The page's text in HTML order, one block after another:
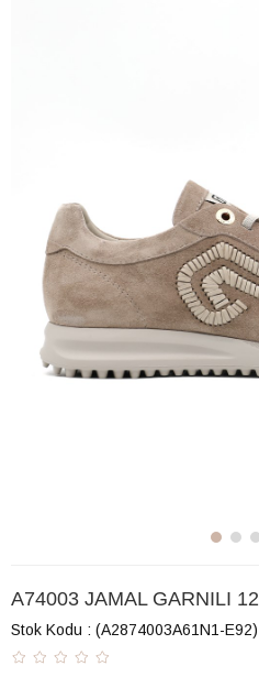
A74003 JAMAL GARNILI 12
Stok Kodu (A2874003A61N1-E92)